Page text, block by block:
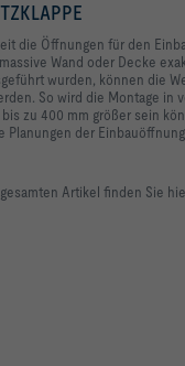
die Öffnungen für den
Wand oder Decke
wurden, können die
So wird die Montage in
zu 400 mm größer sein
Planungen der
Artikel finden Sie